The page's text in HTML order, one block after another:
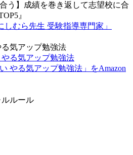
う】成績を巻き返して志望校に合
』
気アップ勉強法
ルール